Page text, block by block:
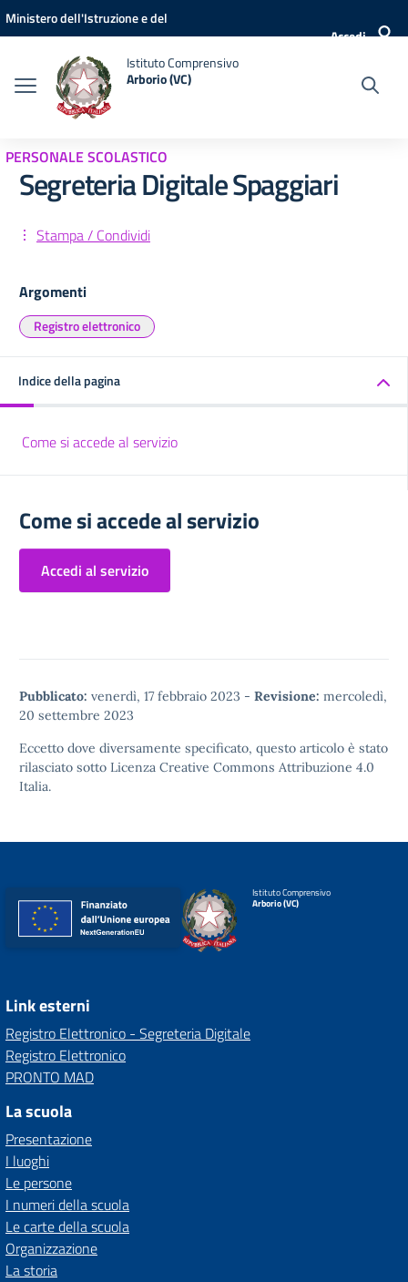
Vai ai contenuti
Vai al menu di navigazione
Vai al footer
Ministero dell'Istruzione e del
Accedi
Istituto Comprensivo
Arborio (VC)
PERSONALE SCOLASTICO
Segreteria Digitale Spaggiari
Stampa / Condividi
Argomenti
Registro elettronico
Indice della pagina
Come si accede al servizio
Come si accede al servizio
Accedi al servizio
Pubblicato: venerdì, 17 febbraio 2023 - Revisione: mercoledì,
20 settembre 2023
Eccetto dove diversamente specificato, questo articolo è stato
rilasciato sotto Licenza Creative Commons Attribuzione 4.0
Italia.
Istituto Comprensivo
Arborio (VC)
Link esterni
Registro Elettronico - Segreteria Digitale
Registro Elettronico
PRONTO MAD
La scuola
Presentazione
I luoghi
Le persone
I numeri della scuola
Le carte della scuola
Organizzazione
La storia